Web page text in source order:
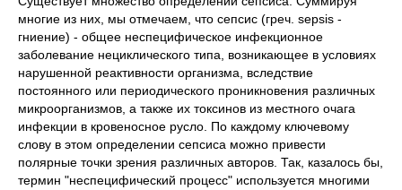
многие из них, мы отмечаем, что сепсис (греч. sepsis -
гниение) - общее неспецифическое инфекционное
заболевание нециклического типа, возникающее в условиях
нарушенной реактивности организма, вследствие
постоянного или периодического проникновения различных
микроорганизмов, а также их токсинов из местного очага
инфекции в кровеносное русло. По каждому ключевому
слову в этом определении сепсиса можно привести
полярные точки зрения различных авторов. Так, казалось бы,
термин "неспецифический процесс" используется многими